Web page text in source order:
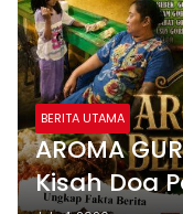
BERITA UTAMA
AROMA
Kisah Doa